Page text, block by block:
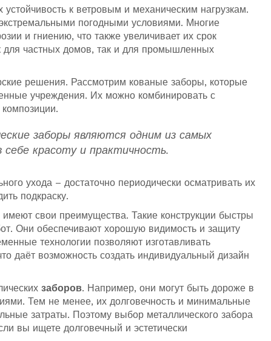
устойчивость к ветровым и механическим нагрузкам.
погодными условиями. Многие
и гниению, что также увеличивает их срок
для частных домов, так и для промышленных
решения. Рассмотрим кованые заборы, которые
учреждения. Их можно комбинировать с
заборы являются одним из самых
красоту и практичность.
ухода – достаточно периодически осматривать их
подкраску.
свои преимущества. Такие конструкции быстры
Они обеспечивают хорошую видимость и защиту
технологии позволяют изготавливать
даёт возможность создать индивидуальный дизайн
заборов. Например, они могут быть дороже в
Тем не менее, их долговечность и минимальные
затраты. Поэтому выбор металлического забора
вы ищете долговечный и эстетически